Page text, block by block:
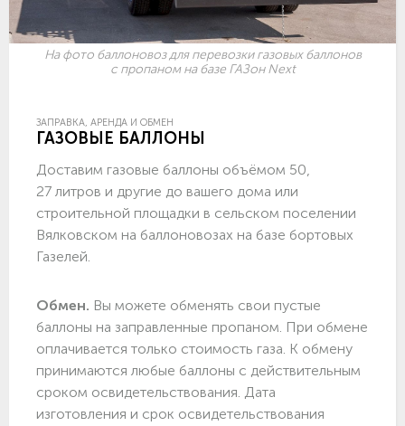
На фото баллоновоз для перевозки газовых баллонов
с пропаном на базе ГАЗон Next
ЗАПРАВКА, АРЕНДА И ОБМЕН
ГАЗОВЫЕ БАЛЛОНЫ
Доставим газовые баллоны объёмом 50,
27 литров и другие до вашего дома или
строительной площадки в сельском поселении
Вялковском на баллоновозах на базе бортовых
Газелей.
Обмен. Вы можете обменять свои пустые
баллоны на заправленные пропаном. При обмене
оплачивается только стоимость газа. К обмену
принимаются любые баллоны с действительным
сроком освидетельствования. Дата
изготовления и срок освидетельствования